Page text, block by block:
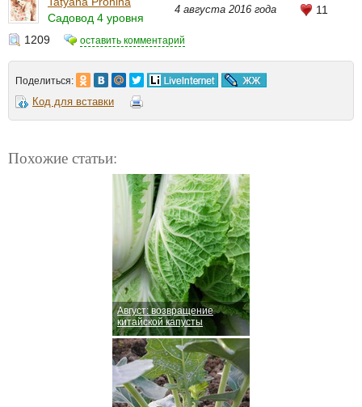
Садовод 4 уровня
4 августа 2016 года 11
1209 оставить комментарий
Поделиться:
Код для вставки
Похожие статьи:
Август: возвращение
китайской капусты